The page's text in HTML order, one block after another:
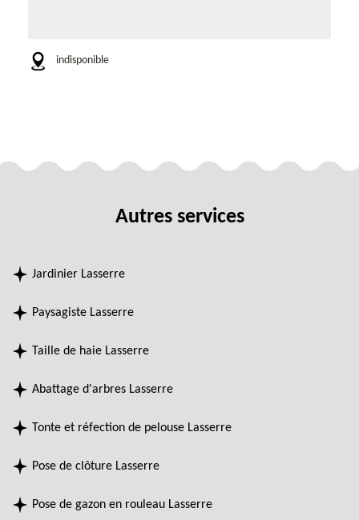
indisponible
Autres services
Jardinier Lasserre
Paysagiste Lasserre
Taille de haie Lasserre
Abattage d'arbres Lasserre
Tonte et réfection de pelouse Lasserre
Pose de clôture Lasserre
Pose de gazon en rouleau Lasserre